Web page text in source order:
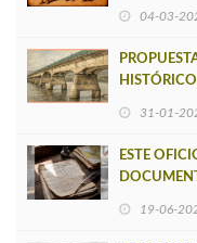
04-03-
31-01-
ESTE
19-06-